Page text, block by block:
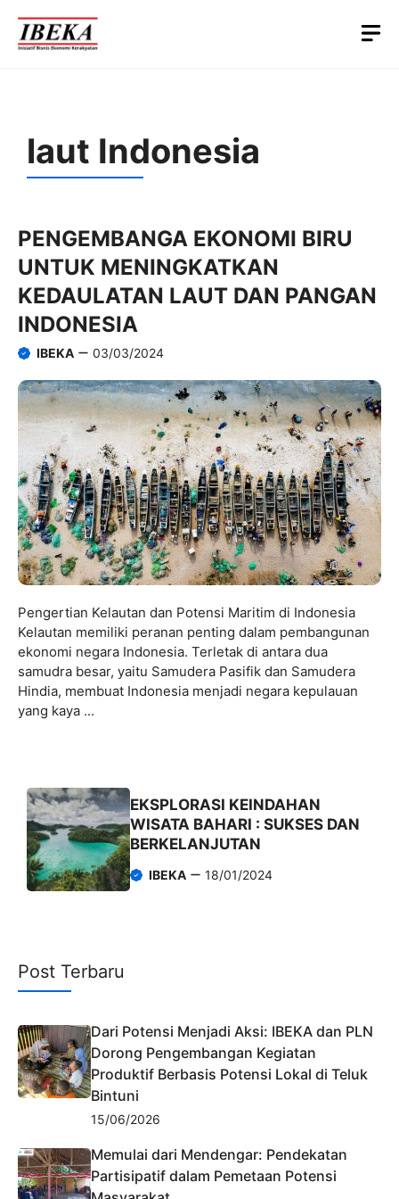
content
laut Indonesia
PENGEMBANGA EKONOMI BIRU
UNTUK MENINGKATKAN
KEDAULATAN LAUT DAN PANGAN
INDONESIA
IBEKA 03/03/2024
Pengertian Kelautan dan Potensi Maritim di Indonesia
Kelautan memiliki peranan penting dalam pembangunan
ekonomi negara Indonesia. Terletak di antara dua
samudra besar, yaitu Samudera Pasifik dan Samudera
Hindia, membuat Indonesia menjadi negara kepulauan
yang kaya ...
EKSPLORASI KEINDAHAN
WISATA BAHARI : SUKSES DAN
BERKELANJUTAN
IBEKA 18/01/2024
Post Terbaru
Dari Potensi Menjadi Aksi: IBEKA dan PLN
Dorong Pengembangan Kegiatan
Produktif Berbasis Potensi Lokal di Teluk
Bintuni
15/06/2026
Memulai dari Mendengar: Pendekatan
Partisipatif dalam Pemetaan Potensi